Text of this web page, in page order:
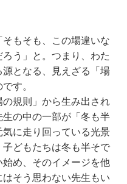
もそも、この場違いな
う」と。つまり、わた
となる、見えざる「場
す。
規則」から生み出され
の中の一部が「冬も半
に走り回っている光景
どもたちは冬も半そで
め、そのイメージを他
そう思わない先生もい